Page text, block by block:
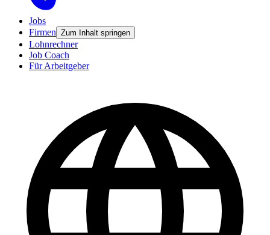
Jobs
Firmen Zum Inhalt springen
Lohnrechner
Job Coach
Für Arbeitgeber